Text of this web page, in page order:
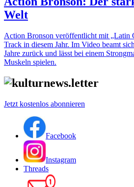
Welt
Action Bronson veröffentlicht mit „Latin
Track in diesem Jahr. Im Video beamt
Jahre zurück und lässt bei einem
Muskeln spielen.
Jetzt kostenlos abonnieren
Facebook
Instagram
Threads